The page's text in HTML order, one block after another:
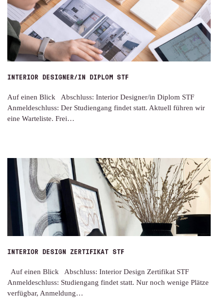
INTERIOR DESIGNER/IN DIPLOM STF
Auf einen Blick Abschluss: Interior Designer/in Diplom STF
Anmeldeschluss: Der Studiengang findet statt. Aktuell führen wir
eine Warteliste. Frei…
INTERIOR DESIGN ZERTIFIKAT STF
Auf einen Blick Abschluss: Interior Design Zertifikat STF
Anmeldeschluss: Studiengang findet statt. Nur noch wenige Plätze
verfügbar, Anmeldung…